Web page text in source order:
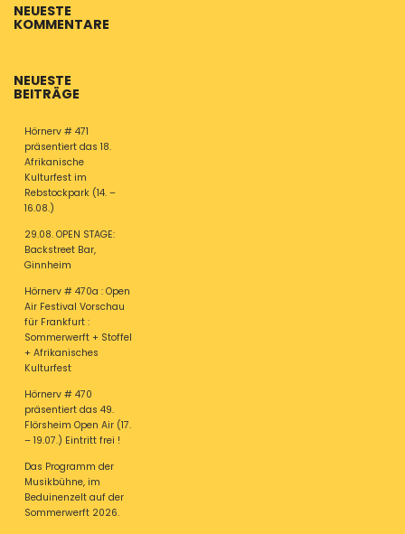
NEUESTE
KOMMENTARE
NEUESTE
BEITRÄGE
Hörnerv # 471
präsentiert das 18.
Afrikanische
Kulturfest im
Rebstockpark (14. –
16.08.)
29.08. OPEN STAGE:
Backstreet Bar,
Ginnheim
Hörnerv # 470a : Open
Air Festival Vorschau
für Frankfurt :
Sommerwerft + Stoffel
+ Afrikanisches
Kulturfest
Hörnerv # 470
präsentiert das 49.
Flörsheim Open Air (17.
– 19.07.) Eintritt frei !
Das Programm der
Musikbühne, im
Beduinenzelt auf der
Sommerwerft 2026.